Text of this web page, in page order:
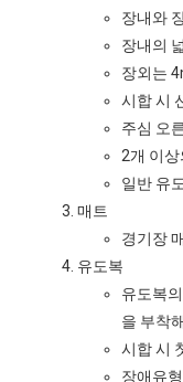
장내와
장내의
장외는
시합 시
주심 오
2개 이
일반 유
매트
경기장
유도복
유도복
을 부착
시합 시
장애유